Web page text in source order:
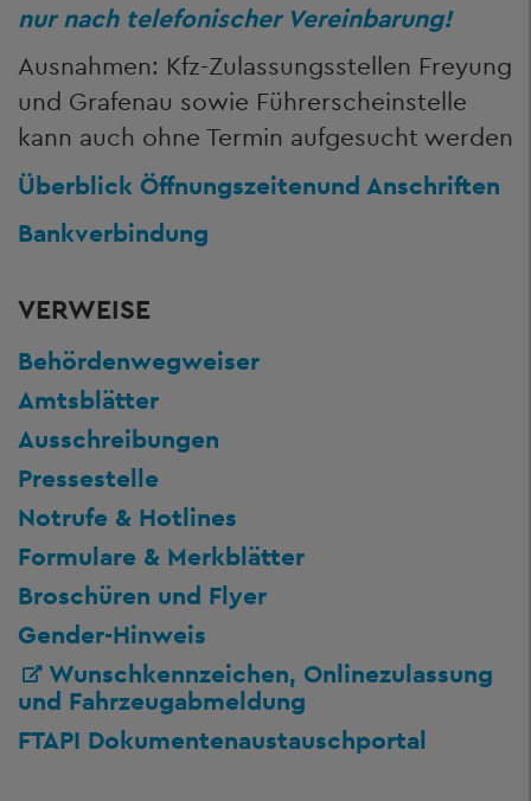
nur nach telefonischer Vereinbarung!
Ausnahmen: Kfz-Zulassungsstellen Freyung
und Grafenau sowie Führerscheinstelle
kann auch ohne Termin aufgesucht werden
Überblick Öffnungszeitenund Anschriften
Bankverbindung
VERWEISE
Behördenwegweiser
Amtsblätter
Ausschreibungen
Pressestelle
Notrufe & Hotlines
Formulare & Merkblätter
Broschüren und Flyer
Gender-Hinweis
Wunschkennzeichen, Onlinezulassung
und Fahrzeugabmeldung
FTAPI Dokumentenaustauschportal